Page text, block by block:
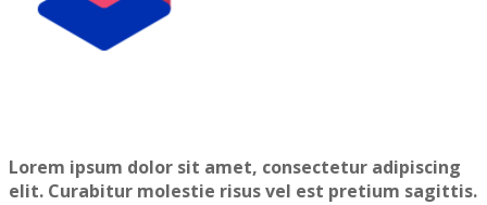
Lorem ipsum dolor sit amet, consectetur adipiscing
elit. Curabitur molestie risus vel est pretium sagittis.